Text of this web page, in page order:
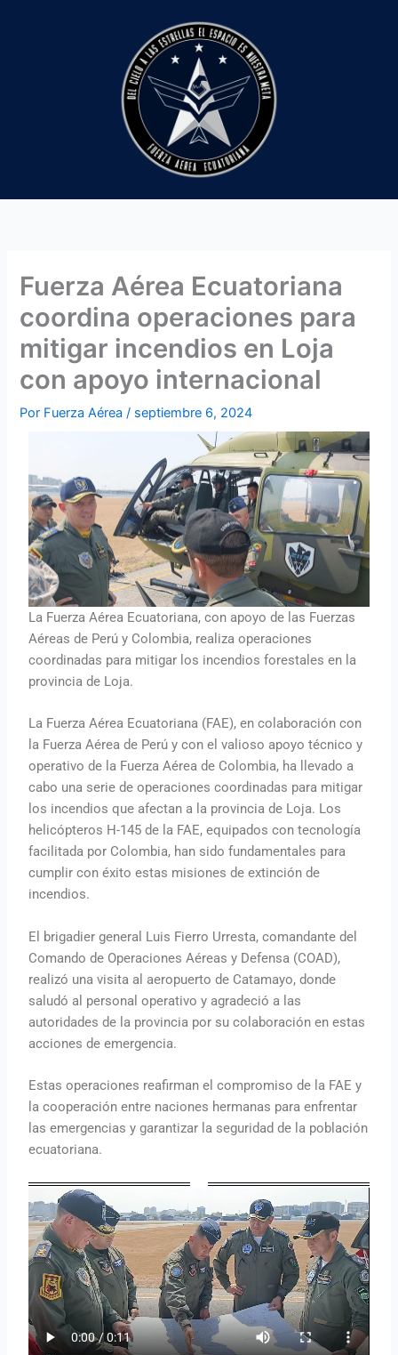
Fuerza Aérea Ecuatoriana
coordina operaciones para
mitigar incendios en Loja
con apoyo internacional
Por Fuerza Aérea/ septiembre 6, 2024
La Fuerza Aérea Ecuatoriana, con apoyo de las Fuerzas
Aéreas de Perú y Colombia, realiza operaciones
coordinadas para mitigar los incendios forestales en la
provincia de Loja.
La Fuerza Aérea Ecuatoriana (FAE), en colaboración con
la Fuerza Aérea de Perú y con el valioso apoyo técnico y
operativo de la Fuerza Aérea de Colombia, ha llevado a
cabo una serie de operaciones coordinadas para mitigar
los incendios que afectan a la provincia de Loja. Los
helicópteros H-145 de la FAE, equipados con tecnología
facilitada por Colombia, han sido fundamentales para
cumplir con éxito estas misiones de extinción de
incendios.
El brigadier general Luis Fierro Urresta, comandante del
Comando de Operaciones Aéreas y Defensa (COAD),
realizó una visita al aeropuerto de Catamayo, donde
saludó al personal operativo y agradeció a las
autoridades de la provincia por su colaboración en estas
acciones de emergencia.
Estas operaciones reafirman el compromiso de la FAE y
la cooperación entre naciones hermanas para enfrentar
las emergencias y garantizar la seguridad de la población
ecuatoriana.